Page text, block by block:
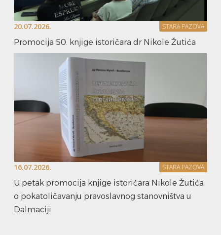
20.07.2026. STARA PAZOVA
Promocija 50. knjige istoričara dr Nikole Žutića
16.07.2026. STARA PAZOVA
U petak promocija knjige istoričara Nikole Žutića
o pokatoličavanju pravoslavnog stanovništva u
Dalmaciji